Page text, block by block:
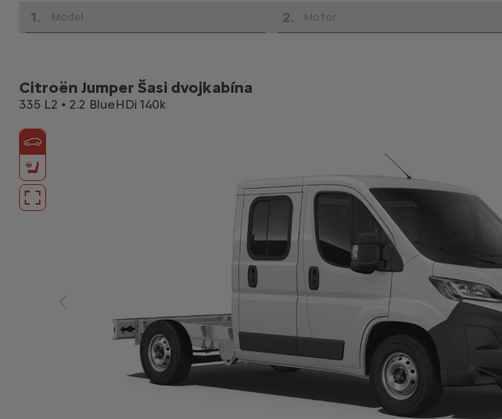
1. Model 2. Motor
Citroën Jumper Šasi dvojkabína
335 L2 • 2.2 BlueHDi 140k